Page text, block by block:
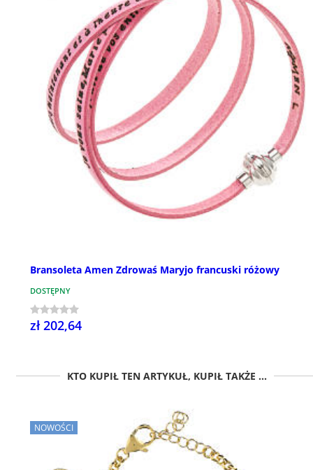
Bransoleta Amen Zdrowaś Maryjo francuski różowy
DOSTĘPNY
zł 202,64
KTO KUPIŁ TEN ARTYKUŁ, KUPIŁ TAKŻE ...
NOWOŚCI